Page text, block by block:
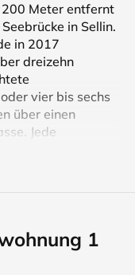
Meter entfernt
in Sellin.
in 2017
dreizehn
vier bis sechs
über einen
Jede
einen
Je
für 10 Euro pro
+49 (0)38303–
1